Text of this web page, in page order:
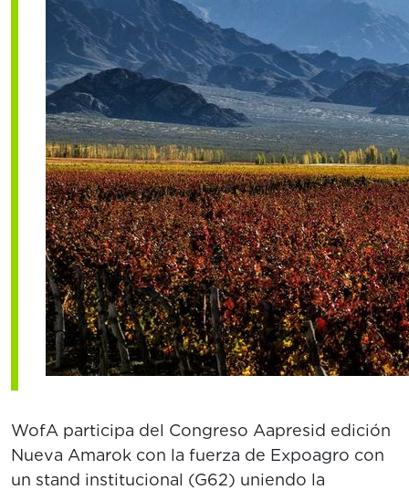
WofA participa del Congreso Aapresid edición
Nueva Amarok con la fuerza de Expoagro con
un stand institucional (G62) uniendo la